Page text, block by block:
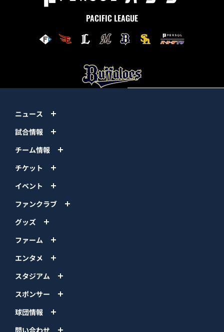
PACIFIC LEAGUE
ニュース
試合情報
チーム情報
チケット
イベント
ファンクラブ
グッズ
ファーム
エンタメ
スタジアム
スポンサー
球団情報
問い合わせ